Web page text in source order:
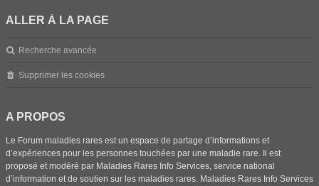
ALLER À LA PAGE
Recherche avancée
Supprimer les cookies
A PROPOS
Le Forum maladies rares est un espace de partage d’informations et
d’expériences pour les personnes touchées par une maladie rare. Il est
proposé et modéré par Maladies Rares Info Services, service national
d’information et de soutien sur les maladies rares. Maladies Rares Info Services